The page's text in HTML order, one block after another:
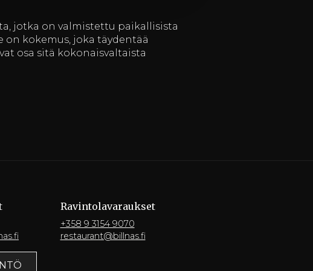
jotka on valmistettu paikallisista
on kokemus, joka täydentää
osa sitä kokonaisvaltaista
Ravintola­varaukset
+358 9 3154 9070
restaurant@billnas.fi